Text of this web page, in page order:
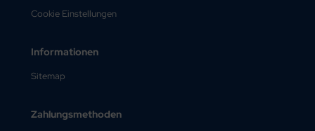
Cookie Einstellungen
Informationen
Sitemap
Zahlungsmethoden